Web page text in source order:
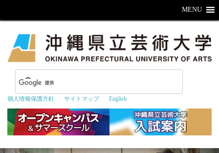
個人情報保護方針 サイトマップ English
MENU